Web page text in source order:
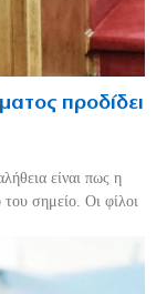
προδίδει
είναι πως η
σημείο. Οι φίλοι